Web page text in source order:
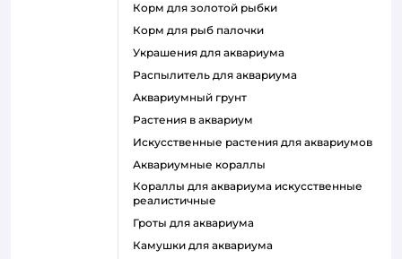
корм для золотой рыбки
корм для рыб палочки
украшения для аквариума
распылитель для аквариума
аквариумный грунт
растения в аквариум
искусственные растения для аквариумов
аквариумные кораллы
кораллы для аквариума искусственные
реалистичные
гроты для аквариума
камушки для аквариума